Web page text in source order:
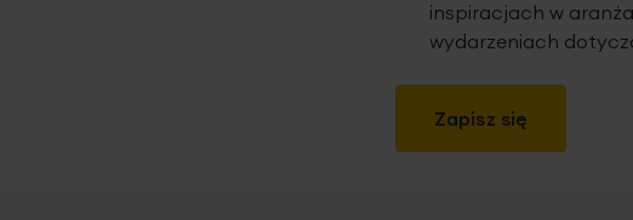
Zapisz się
inspiracjach w
wydarzeniach